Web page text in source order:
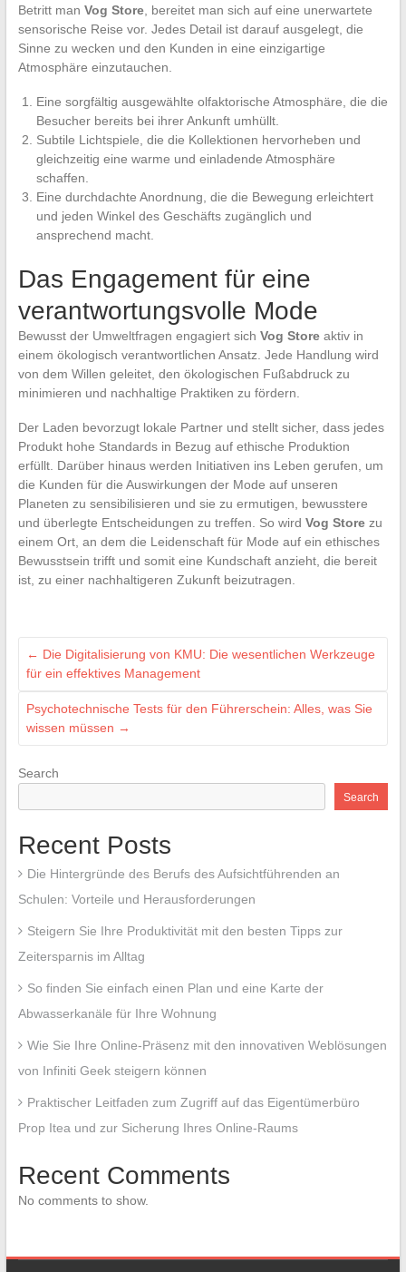
Betritt man Vog Store, bereitet man sich auf eine unerwartete
sensorische Reise vor. Jedes Detail ist darauf ausgelegt, die
Sinne zu wecken und den Kunden in eine einzigartige
Atmosphäre einzutauchen.
Eine sorgfältig ausgewählte olfaktorische Atmosphäre, die die
Besucher bereits bei ihrer Ankunft umhüllt.
Subtile Lichtspiele, die die Kollektionen hervorheben und
gleichzeitig eine warme und einladende Atmosphäre
schaffen.
Eine durchdachte Anordnung, die die Bewegung erleichtert
und jeden Winkel des Geschäfts zugänglich und
ansprechend macht.
Das Engagement für eine
verantwortungsvolle Mode
Bewusst der Umweltfragen engagiert sich Vog Storeaktiv in
einem ökologisch verantwortlichen Ansatz. Jede Handlung wird
von dem Willen geleitet, den ökologischen Fußabdruck zu
minimieren und nachhaltige Praktiken zu fördern.
Der Laden bevorzugt lokale Partner und stellt sicher, dass jedes
Produkt hohe Standards in Bezug auf ethische Produktion
erfüllt. Darüber hinaus werden Initiativen ins Leben gerufen, um
die Kunden für die Auswirkungen der Mode auf unseren
Planeten zu sensibilisieren und sie zu ermutigen, bewusstere
und überlegte Entscheidungen zu treffen. So wird Vog Storezu
einem Ort, an dem die Leidenschaft für Mode auf ein ethisches
Bewusstsein trifft und somit eine Kundschaft anzieht, die bereit
ist, zu einer nachhaltigeren Zukunft beizutragen.
← Die Digitalisierung von KMU: Die wesentlichen Werkzeuge
für ein effektives Management
Psychotechnische Tests für den Führerschein: Alles, was Sie
wissen müssen →
Search
Search
Recent Posts
Die Hintergründe des Berufs des Aufsichtführenden an
Schulen: Vorteile und Herausforderungen
Steigern Sie Ihre Produktivität mit den besten Tipps zur
Zeitersparnis im Alltag
So finden Sie einfach einen Plan und eine Karte der
Abwasserkanäle für Ihre Wohnung
Wie Sie Ihre Online-Präsenz mit den innovativen Weblösungen
von Infiniti Geek steigern können
Praktischer Leitfaden zum Zugriff auf das Eigentümerbüro
Prop Itea und zur Sicherung Ihres Online-Raums
Recent Comments
No comments to show.